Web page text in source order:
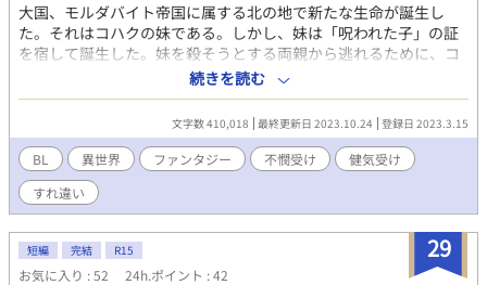
大国、モルダバイト帝国に属する北の地で新たな生命が誕生し
た。それはコハクの妹である。しかし、妹は「呪われた子」の証
を宿して誕生した。妹を殺そうとする両親から逃れるために、コ
ハクは妹を連れて家出を決心するも、コハクは父親によって妹と
ともに海へと投げ捨てられた。 「それにしても僕の妹は可愛いな
あ〜！一生をかけて、お兄ちゃんが守ってあげるからね！」 コハ
クは、行く先々で妹を守るためにあれやこれやと処世術を学んで
いくうちに、いつの間にか無自覚無敵なお兄ちゃんへとなってい
た！しかし、その有能さは妹だけではなく六賢帝の一人と謳われ
るセレスタイン・モルダバイトをも巻き込む波乱への始まりとな
り････？！ 冷酷無慈悲な賢帝（攻め）×妹至上主義な天然お兄ち
ゃん（受け）のすれ違いだらけの恋物語 前半、攻めはあまり登場
しません。
続きを読む
文字数 410,018 最終更新日 2023.10.24 登録日 2023.3.15
BL 異世界 ファンタジー 不憫受け
健気受け
すれ違い
29
短編 完結 R15
お気に入り : 52 24h.ポイント : 42